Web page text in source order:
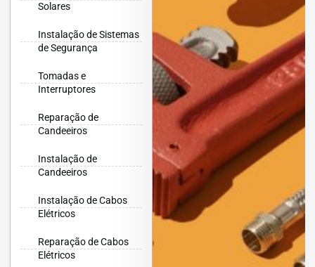
Solares
Instalação de Sistemas
de Segurança
Tomadas e
Interruptores
Reparação de
Candeeiros
Instalação de
Candeeiros
Instalação de Cabos
Elétricos
Reparação de Cabos
Elétricos